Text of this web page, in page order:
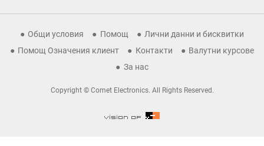
Общи условия Помощ
Лични данни и бисквитки
Помощ Означения клиент
Контакти
Валутни курсове
За нас
Copyright © Comet Electronics. All Rights Reserved.